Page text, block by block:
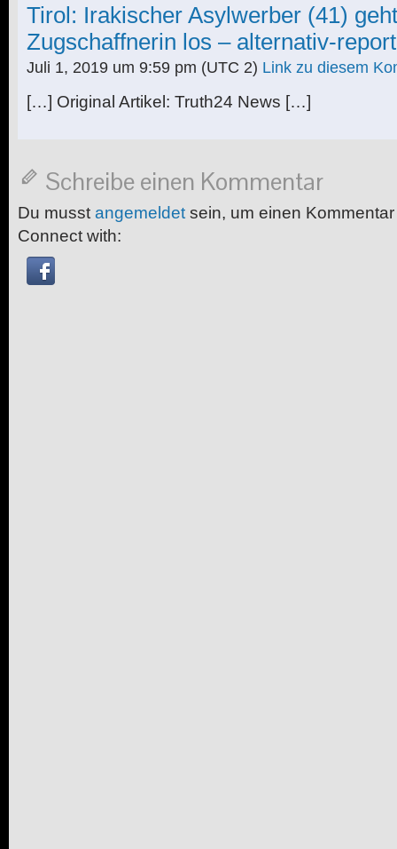
Tirol: Irakischer Asylwerber (41)
Zugschaffnerin los – alternativ-
Juli 1, 2019 um 9:59 pm (UTC 2) Link zu diesem
[…] Original Artikel: Truth24 News […]
Schreibe einen Kommentar
Du musst angemeldet sein, um einen
Connect with: